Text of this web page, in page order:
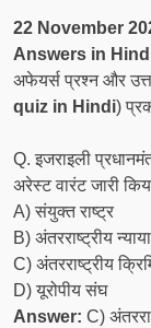
22 November
Answers in
अफेयर्स प्रश्न और
quiz in Hindi)
Q. इजराइली
अरेस्ट वारंट जारी
A) संयुक्त राष्ट्र
B) अंतरराष्ट्रीय
C) अंतरराष्ट्रीय
D) यूरोपीय संघ
Answer: C)